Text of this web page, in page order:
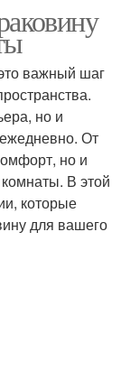
на удобство
важный шаг
но и
От
но и
В этой
которые
для вашего